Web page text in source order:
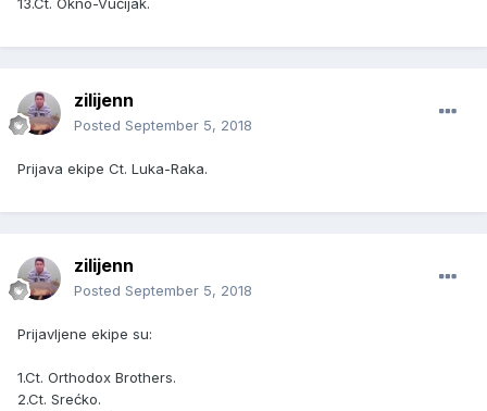
13.Ct. Okno-Vučijak.
zilijenn
Posted September 5, 2018
Prijava ekipe Ct. Luka-Raka.
zilijenn
Posted September 5, 2018
Prijavljene ekipe su:
1.Ct. Orthodox Brothers.
2.Ct. Srećko.